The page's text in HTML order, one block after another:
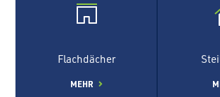
Flachdächer
MEHR